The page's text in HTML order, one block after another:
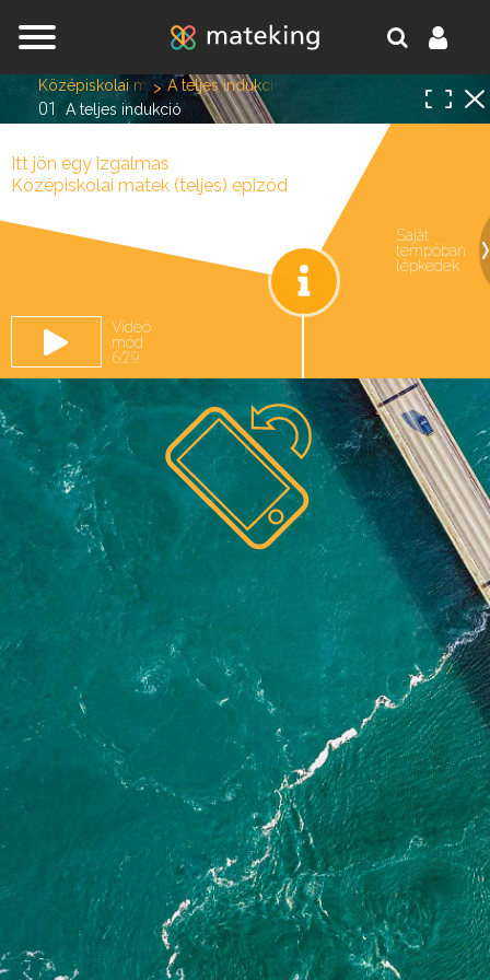
Középiskolai matek (teljes)A teljes indukció (emelt szint)
A teljes indukció
01
Itt jön egy izgalmas
Középiskolai matek (teljes) epizód
Videó
mód
6:29
Saját
tempóban
lépkedek